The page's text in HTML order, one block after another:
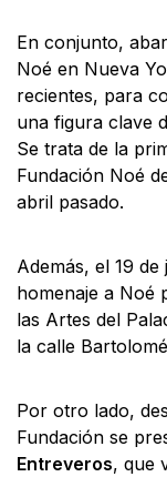
En conjunto,
Noé en Nueva
recientes, para
una figura clave
Se trata de la
Fundación Noé
abril pasado.
Además, el 19
homenaje a Noé
las Artes del
la calle
Por otro lado,
Fundación se
Entreveros, que